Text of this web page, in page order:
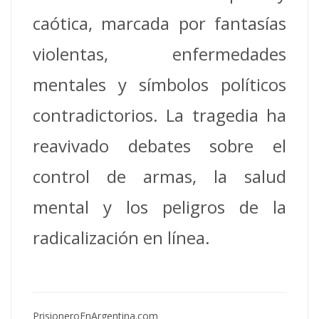
caótica, marcada por fantasías
violentas, enfermedades
mentales y símbolos políticos
contradictorios. La tragedia ha
reavivado debates sobre el
control de armas, la salud
mental y los peligros de la
radicalización en línea.
PrisioneroEnArgentina.com